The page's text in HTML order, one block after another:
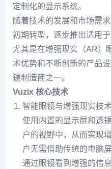
定制化的显示系统。
随着技术的发展和市场需
初期转型，逐步推出适用
尤其是在增强现实（AR）
术优势和不断创新的产品
镜制造商之一。
Vuzix 核心技术
智能眼镜与增强现实技
使用内置的显示屏和透
户的视野中，从而实现
户无需借助传统的电脑
通过眼镜看到增强的信